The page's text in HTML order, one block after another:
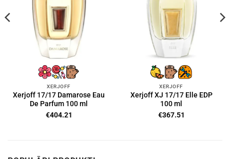
XERJOFF
Xerjoff 17/17 Damarose Eau
De Parfum 100 ml
€404.21
XERJOFF
Xerjoff XJ 17/17 Elle EDP
100 ml
€367.51